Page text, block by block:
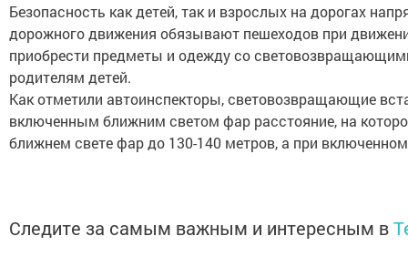
Безопасность как детей, так и взрослых на дорогах
дорожного движения обязывают пешеходов при
приобрести предметы и одежду со
родителям детей.
Как отметили автоинспекторы, световозвращающие
включенным ближним светом фар расстояние, на
ближнем свете фар до 130-140 метров, а при
Следите за самым важным и интересным в